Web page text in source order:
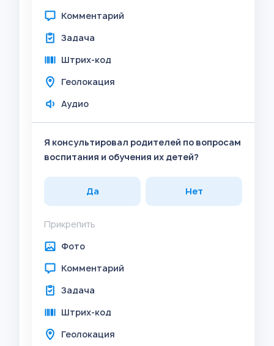
Комментарий
Задача
Штрих-код
Геолокация
Аудио
Я консультировал родителей по вопросам
воспитания и обучения их детей?
Да Нет
Прикрепить
Фото
Комментарий
Задача
Штрих-код
Геолокация